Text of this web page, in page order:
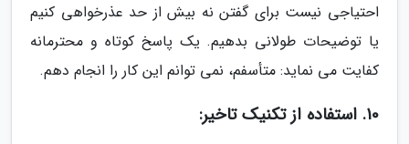
احتیاجی نیست برای گفتن نه بیش از حد عذرخواهی کنیم
یا توضیحات طولانی بدهیم. یک پاسخ کوتاه و محترمانه
کفایت می نماید: متأسفم، نمی توانم این کار را انجام دهم.
10. استفاده از تکنیک تاخیر: